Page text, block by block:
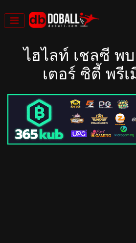
to
content
ไฮไลท์ เชลซี พ
เตอร์ ซิตี้ พรีเ